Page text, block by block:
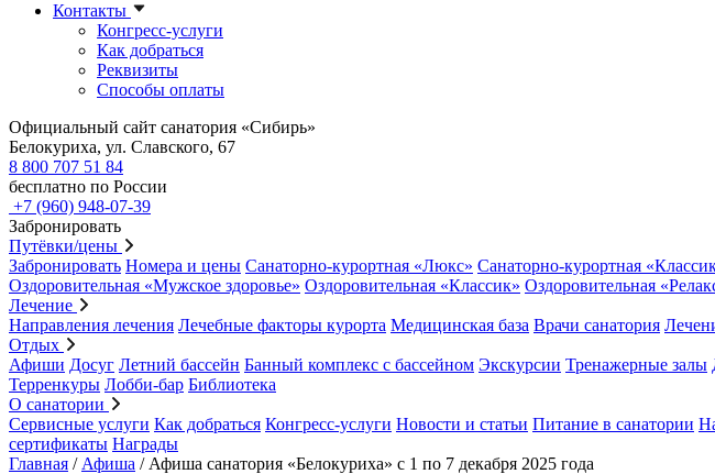
Контакты
Конгресс-услуги
Как добраться
Реквизиты
Способы оплаты
Официальный сайт санатория «Сибирь»
Белокуриха, ул. Славского, 67
8 800 707 51 84
бесплатно по России
+7 (960) 948-07-39
Забронировать
Путёвки/цены
Забронировать Номера и цены Санаторно-курортная «Люкс» Санаторно-курортная
Оздоровительная «Мужское здоровье» Оздоровительная «Классик» Оздоровительная
Лечение
Направления лечения Лечебные факторы курорта Медицинская база Врачи санатория
Отдых
Афиши Досуг Летний бассейн Банный комплекс с бассейном Экскурсии Тренажерные залы
Терренкуры Лобби-бар Библиотека
О санатории
Сервисные услуги Как добраться Конгресс-услуги Новости и статьи Питание в санатории
сертификаты Награды
Главная / Афиша / Афиша санатория «Белокуриха» с 1 по 7 декабря 2025 года